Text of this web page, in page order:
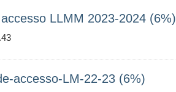
LLMM 2023-2024 (6%)
accesso-LM-22-23 (6%)